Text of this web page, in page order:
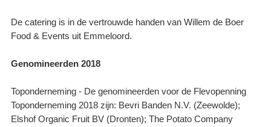
De catering is in de vertrouwde handen van Willem de Boer
Food & Events uit Emmeloord.
Genomineerden 2018
Toponderneming - De genomineerden voor de Flevopenning
Toponderneming 2018 zijn: Bevri Banden N.V. (Zeewolde);
Elshof Organic Fruit BV (Dronten); The Potato Company